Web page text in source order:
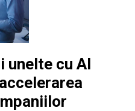
unelte cu AI